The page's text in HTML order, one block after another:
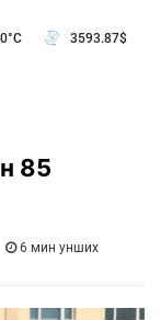
3593.87$
85
6 мин унших